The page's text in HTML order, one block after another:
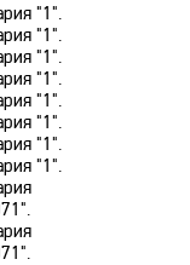
"1".
"1".
"1".
"1".
"1".
"1".
"1".
"1".